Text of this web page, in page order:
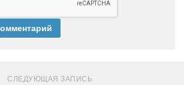
СЛЕДУЮЩАЯ ЗАПИСЬ